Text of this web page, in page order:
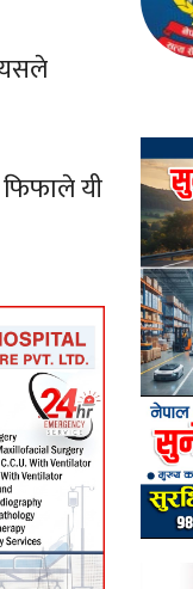
यसले
यी